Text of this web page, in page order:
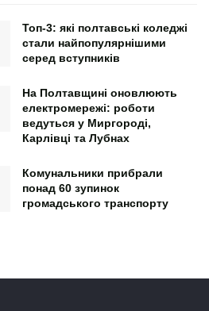
Топ-3: які полтавські коледжі
стали найпопулярнішими
серед вступників
На Полтавщині оновлюють
електромережі: роботи
ведуться у Миргороді,
Карлівці та Лубнах
Комунальники прибрали
понад 60 зупинок
громадського транспорту